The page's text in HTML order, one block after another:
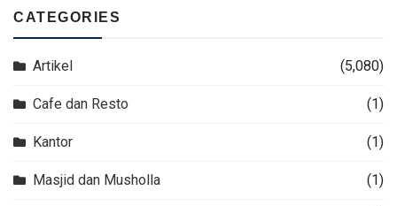
CATEGORIES
Artikel (5,080)
Cafe dan Resto (1)
Kantor (1)
Masjid dan Musholla (1)